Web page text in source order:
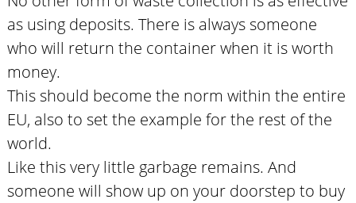
as using deposits. There is always someone
who will return the container when it is worth
money.
This should become the norm within the entire
EU, also to set the example for the rest of the
world.
Like this very little garbage remains. And
someone will show up on your doorstep to buy